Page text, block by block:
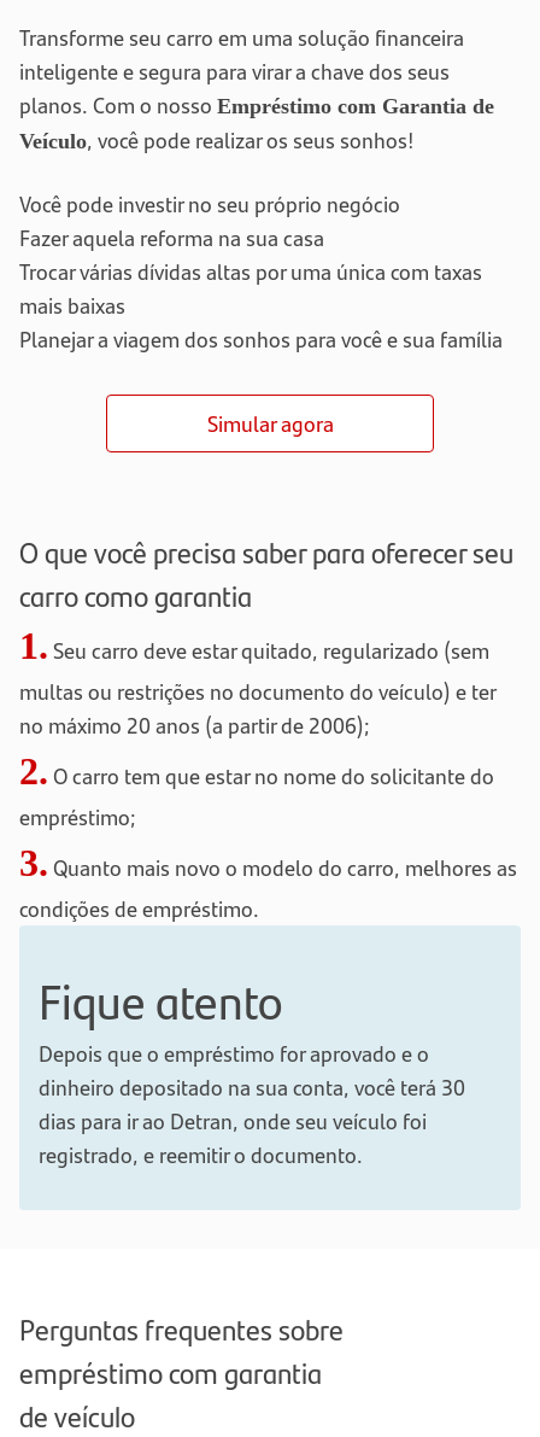
Transforme seu carro em uma solução financeira
inteligente e segura para virar a chave dos seus
planos. Com o nosso Empréstimo com Garantia de
Veículo, você pode realizar os seus sonhos!
Você pode investir no seu próprio negócio
Fazer aquela reforma na sua casa
Trocar várias dívidas altas por uma única com taxas
mais baixas
Planejar a viagem dos sonhos para você e sua família
Simular agora
O que você precisa saber para oferecer seu
carro como garantia
1. Seu carro deve estar quitado, regularizado (sem
multas ou restrições no documento do veículo) e ter
no máximo 20 anos (a partir de 2006);
2. O carro tem que estar no nome do solicitante do
empréstimo;
3. Quanto mais novo o modelo do carro, melhores as
condições de empréstimo.
Fique atento
Depois que o empréstimo for aprovado e o
dinheiro depositado na sua conta, você terá 30
dias para ir ao Detran, onde seu veículo foi
registrado, e reemitir o documento.
Perguntas frequentes sobre
empréstimo com garantia
de veículo